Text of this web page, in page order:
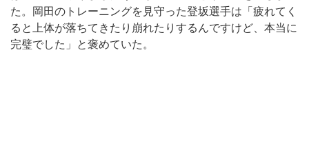
た。岡田のトレーニングを見守った登坂選手は「疲れてく
ると上体が落ちてきたり崩れたりするんですけど、本当に
完璧でした」と褒めていた。